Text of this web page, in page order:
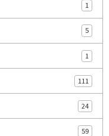
1
5
1
111
24
59